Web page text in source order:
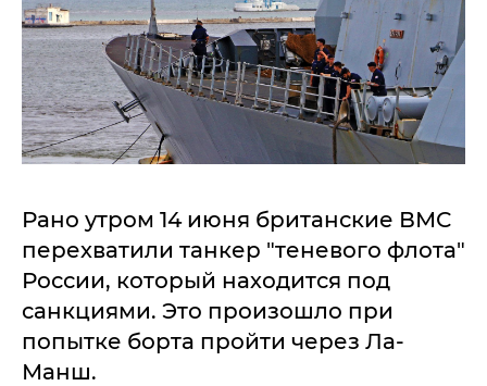
Рано утром 14 июня британские ВМС
перехватили танкер "теневого флота"
России, который находится под
санкциями. Это произошло при
попытке борта пройти через Ла-
Манш.